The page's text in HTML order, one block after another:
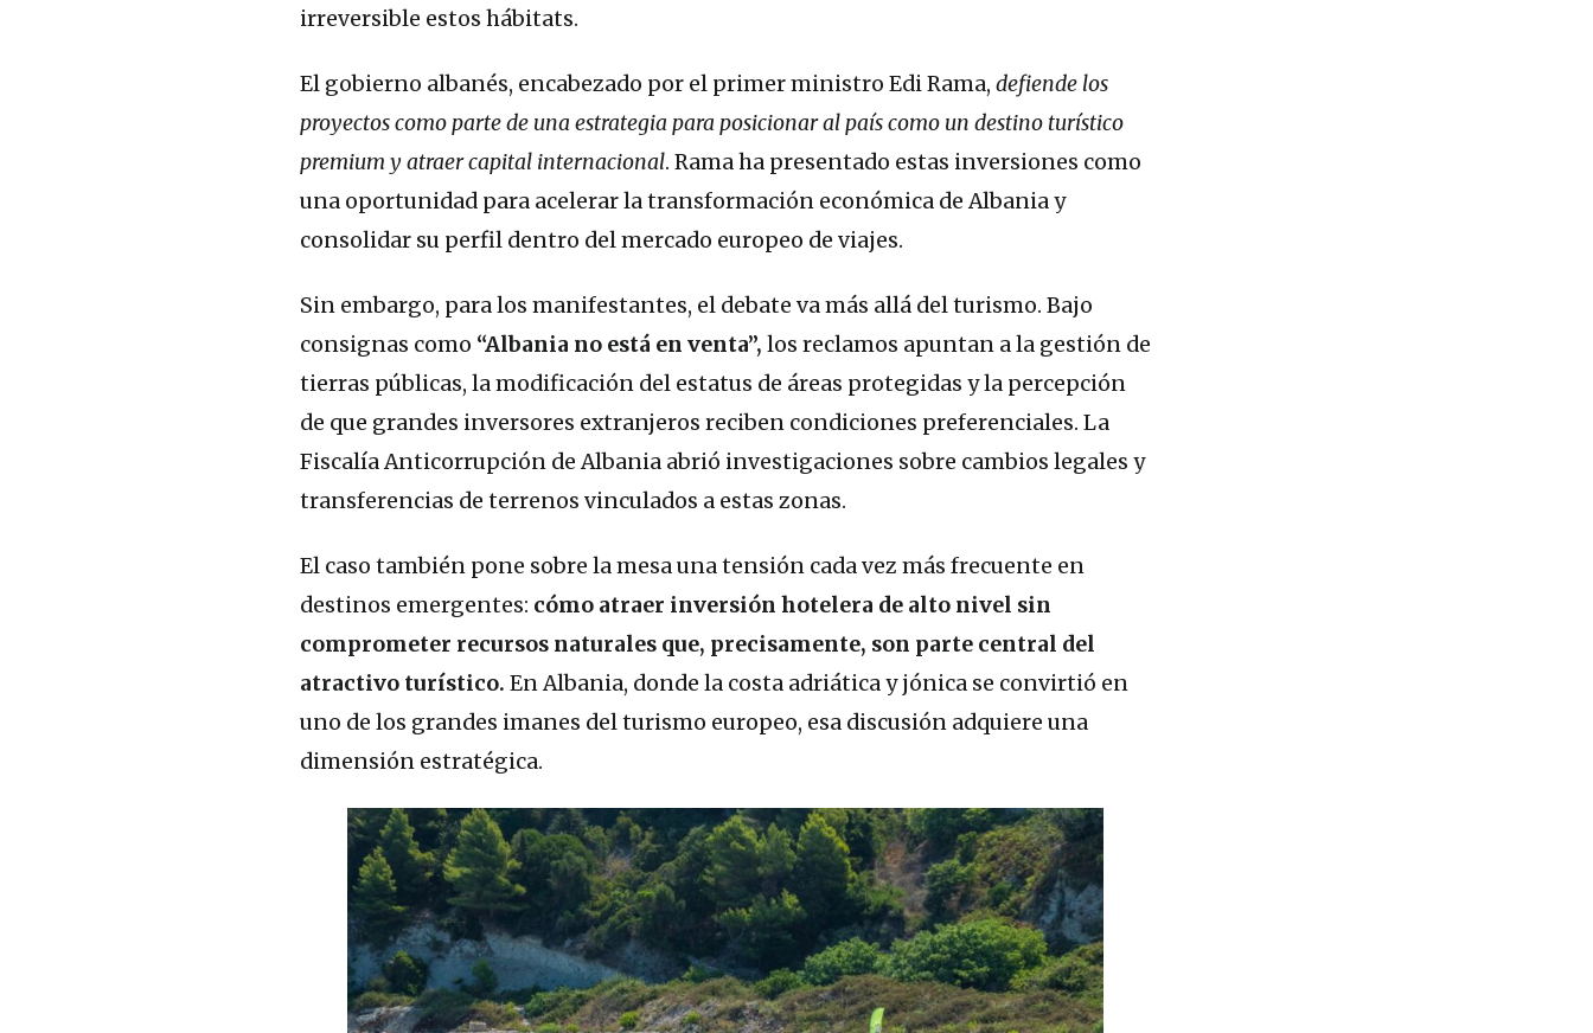
irreversible estos hábitats.
El gobierno albanés, encabezado por el primer ministro Edi Rama, defiende los
proyectos como parte de una estrategia para posicionar al país como un destino turístico
premium y atraer capital internacional. Rama ha presentado estas inversiones como
una oportunidad para acelerar la transformación económica de Albania y
consolidar su perfil dentro del mercado europeo de viajes.
Sin embargo, para los manifestantes, el debate va más allá del turismo. Bajo
consignas como “Albania no está en venta”, los reclamos apuntan a la gestión de
tierras públicas, la modificación del estatus de áreas protegidas y la percepción
de que grandes inversores extranjeros reciben condiciones preferenciales. La
Fiscalía Anticorrupción de Albania abrió investigaciones sobre cambios legales y
transferencias de terrenos vinculados a estas zonas.
El caso también pone sobre la mesa una tensión cada vez más frecuente en
destinos emergentes: cómo atraer inversión hotelera de alto nivel sin
comprometer recursos naturales que, precisamente, son parte central del
atractivo turístico. En Albania, donde la costa adriática y jónica se convirtió en
uno de los grandes imanes del turismo europeo, esa discusión adquiere una
dimensión estratégica.